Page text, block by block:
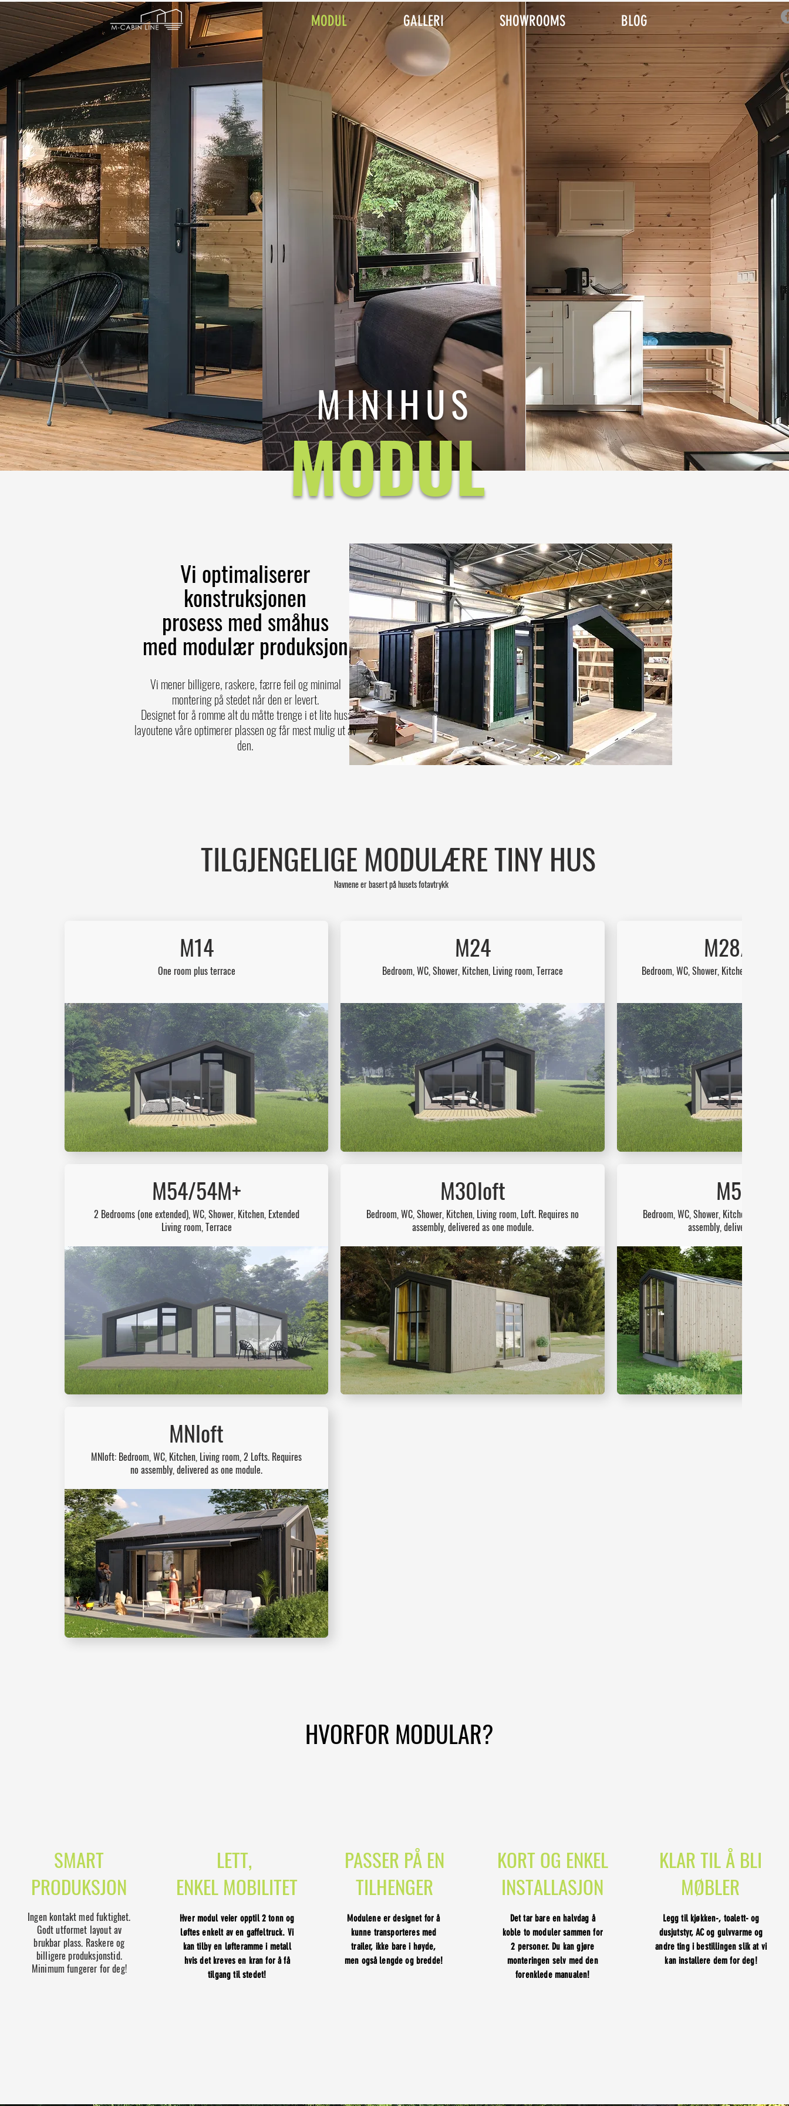
MODUL GALLERI SHOWROOMS BLOG
MINIHUS
MODUL
Originally, modules were named based on their internal usable area. In response to the feedback and
Vi optimaliserer
konstruksjonen
prosess med småhus
med modulær produksjon
Vi mener billigere, raskere, færre feil og minimal
montering på stedet når den er levert.
Designet for å romme alt du måtte trenge i et lite hus;
layoutene våre optimerer plassen og får mest mulig ut av
den.
TILGJENGELIGE MODULÆRE TINY HUS
Navnene er basert på husets fotavtrykk
M14
One room plus terrace
M24
Bedroom, WC, Shower, Kitchen, Living room, Terrace
M28/
Bedroom, WC, Shower, Kitchen, Extended
M54/54M+
2 Bedrooms (one extended), WC, Shower, Kitchen, Extended
Living room, Terrace
M30loft
Bedroom, WC, Shower, Kitchen, Living room, Loft. Requires no
assembly, delivered as one module.
M50loft
Bedroom, WC, Shower, Kitchen, Living
assembly, delivered as one
MNloft
MNloft: Bedroom, WC, Kitchen, Living room, 2 Lofts. Requires
no assembly, delivered as one module.
SMART
PRODUKSJON
Ingen kontakt med fuktighet.
Godt utformet layout av
brukbar plass. Raskere og
billigere produksjonstid.
Minimum fungerer for deg!
LETT,
ENKEL MOBILITET
Hver modul veier opptil 2 tonn og
løftes enkelt av en gaffeltruck. Vi
kan tilby en løfteramme i metall
hvis det kreves en kran for å få
tilgang til stedet!
PASSER PÅ EN
TILHENGER
Modulene er designet for å
kunne transporteres med
trailer, ikke bare i høyde,
men også lengde og bredde!
KORT OG ENKEL
INSTALLASJON
Det tar bare en halvdag å
koble to moduler sammen for
2 personer. Du kan gjøre
monteringen selv med den
forenklede manualen!
KLAR TIL Å BLI
MØBLER
Legg til kjøkken-, toalett- og
dusjutstyr, AC og gulvvarme og
andre ting i bestillingen slik at vi
kan installere dem for deg!
HVORFOR MODULAR?